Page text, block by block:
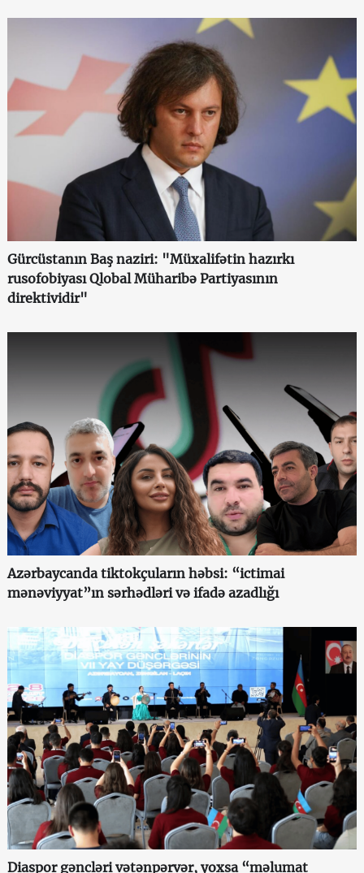
Gürcüstanın Baş naziri: "Müxalifətin hazırkı
rusofobiyası Qlobal Müharibə Partiyasının
direktividir"
Azərbaycanda tiktokçuların həbsi: “ictimai
mənəviyyat”ın sərhədləri və ifadə azadlığı
Diaspor gəncləri vətənpərvər, yoxsa “məlumat